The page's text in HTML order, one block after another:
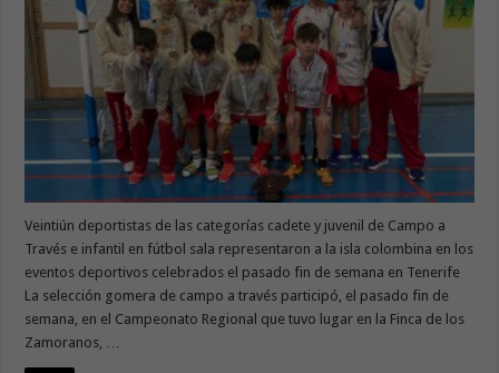
Veintiún deportistas de las categorías cadete y juvenil de Campo a
Través e infantil en fútbol sala representaron a la isla colombina en los
eventos deportivos celebrados el pasado fin de semana en Tenerife
La selección gomera de campo a través participó, el pasado fin de
semana, en el Campeonato Regional que tuvo lugar en la Finca de los
Zamoranos, …